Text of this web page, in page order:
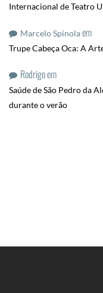
Internacional de Teatro
Marcelo Spinolaem
Trupe Cabeça Oca: A
Rodrigoem
Saúde de São Pedro da
durante o verão